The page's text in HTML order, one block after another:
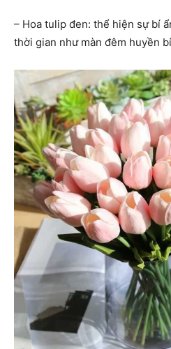
– Hoa tulip đen: thể hiện sự bí
thời gian như màn đêm huyền